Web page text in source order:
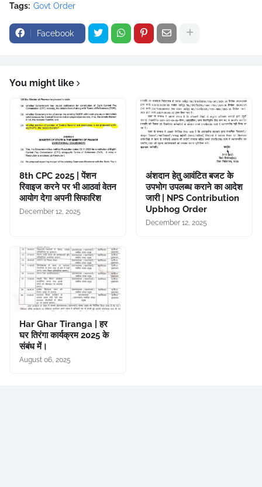
Tags: Govt Order
Facebook
You might like
8th CPC 2025 | पेंशन
रिवाइज करने पर भी आठवां वेतन
आयोग देगा अपनी सिफारिश
December 12, 2025
अंशदान हेतु आवंटित बजट के
उपभोग उपलब्ध कराने का आदेश
जारी | NPS Contribution
Upbhog Order
December 12, 2025
Har Ghar Tiranga | हर
घर तिरंगा कार्यक्रम 2025 के
संबंध में।
August 06, 2025